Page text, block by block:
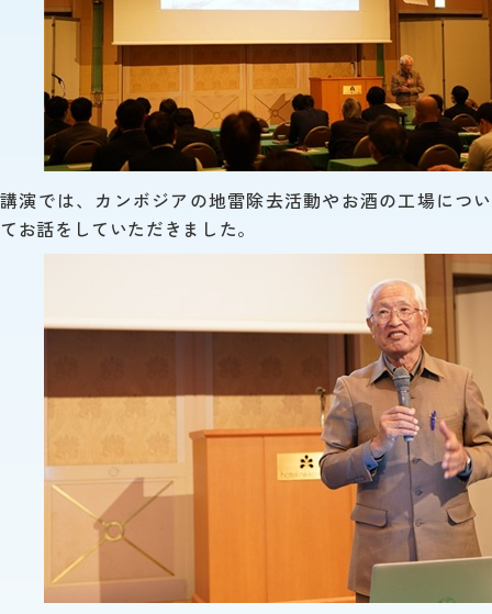
講演では、カンボジアの地雷除去活動やお酒の工場につい
てお話をしていただきました。